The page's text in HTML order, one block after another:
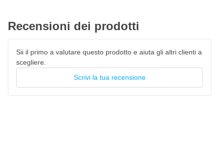
Recensioni dei prodotti
Sii il primo a valutare questo prodotto e aiuta gli altri clienti a
scegliere.
Scrivi la tua recensione